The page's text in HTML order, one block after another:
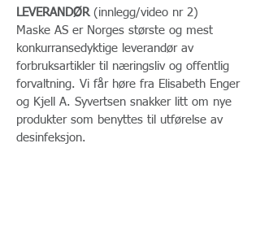
LEVERANDØR(innlegg/video nr 2)
Maske AS er Norges største og mest
konkurransedyktige leverandør av
forbruksartikler til næringsliv og offentlig
forvaltning. Vi får høre fra Elisabeth Enger
og Kjell A. Syvertsen snakker litt om nye
produkter som benyttes til utførelse av
desinfeksjon.